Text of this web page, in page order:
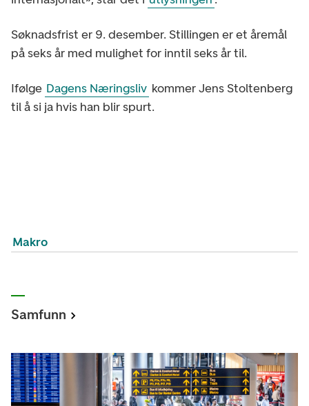
Søknadsfrist er 9. desember. Stillingen er et åremål
på seks år med mulighet for inntil seks år til.
Ifølge Dagens Næringsliv kommer Jens Stoltenberg
til å si ja hvis han blir spurt.
Makro
Samfunn